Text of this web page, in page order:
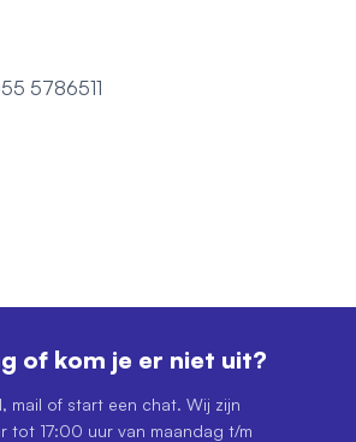
5786511
of kom je er niet uit?
mail of start een chat. Wij zijn
17:00 uur van maandag t/m